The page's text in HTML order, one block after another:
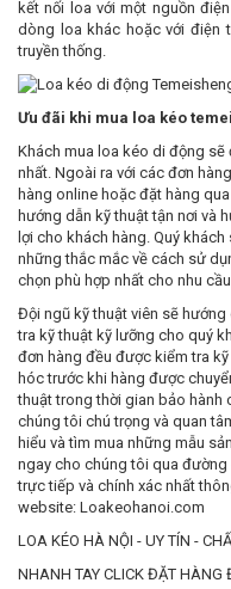
kết nối loa với một nguồn
dòng loa khác hoặc với điện
truyền thống.
Ưu đãi khi mua loa kéo
Khách mua loa kéo di động
nhất. Ngoài ra với các đơn
hàng online hoặc đặt hàng
hướng dẫn kỹ thuật tận nơi và
lợi cho khách hàng. Quý
những thắc mắc về cách sử
chọn phù hợp nhất cho nhu
Đội ngũ kỹ thuật viên sẽ
tra kỹ thuật kỹ lưỡng cho quý
đơn hàng đều được kiểm tra
hóc trước khi hàng được
thuật trong thời gian bảo hành
chúng tôi chú trọng và quan
hiểu và tìm mua những mẫu
ngay cho chúng tôi qua
trực tiếp và chính xác nhất
website: Loakeohanoi.com
LOA KÉO HÀ NỘI - UY TÍN -
NHANH TAY CLICK ĐẶT